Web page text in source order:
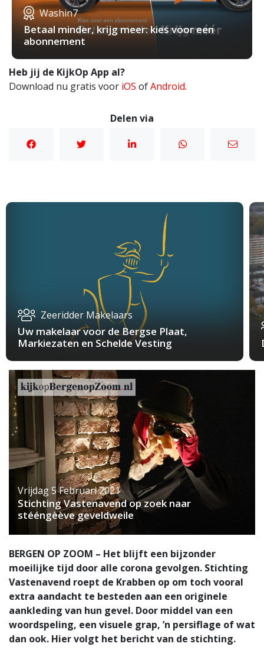
Washin7
Betaal minder, krijg meer: kies voor een
abonnement
Heb jij de KijkOp App al?
Download nu gratis voor iOS ofAndroid.
Delen via
Zeeridder Makelaars
Uw makelaar voor de Bergse Plaat,
Markiezaten en Schelde Vesting
Vrijdag 5 Februari 2021
Stichting Vastenavend op zoek naar
stééngèève geveldweile
BERGEN OP ZOOM – Het blijft een bijzonder
moeilijke tijd door alle corona gevolgen. Stichting
Vastenavend roept de Krabben op om toch vooral
extra aandacht te besteden aan een originele
aankleding van hun gevel. Door middel van een
woordspeling, een visuele grap, ’n persiflage of wat
dan ook. Hier volgt het bericht van de stichting.